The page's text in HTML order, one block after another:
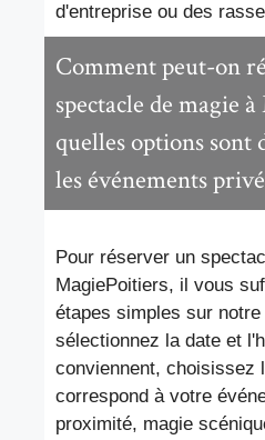
d'entreprise ou des
Comment peut-on
spectacle de magie
quelles options sont
les événements
Pour réserver un
MagiePoitiers, il vous
étapes simples sur
sélectionnez la date et
conviennent, choisissez
correspond à votre
proximité, magie